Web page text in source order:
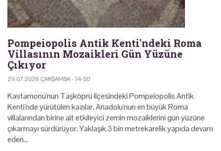
Pompeiopolis Antik Kenti'ndeki Roma
Villasının Mozaikleri Gün Yüzüne
Çıkıyor
29.07.2026 ÇARŞAMBA - 14:50
Kastamonu'nun Taşköprü ilçesindeki Pompeiopolis Antik
Kenti'nde yürütülen kazılar, Anadolu'nun en büyük Roma
villalarından birine ait etkileyici zemin mozaiklerini gün yüzüne
çıkarmayı sürdürüyor. Yaklaşık 3 bin metrekarelik yapıda devam
eden…